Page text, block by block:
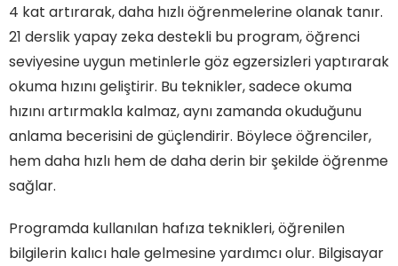
4 kat artırarak, daha hızlı öğrenmelerine olanak tanır.
21 derslik yapay zeka destekli bu program, öğrenci
seviyesine uygun metinlerle göz egzersizleri yaptırarak
okuma hızını geliştirir. Bu teknikler, sadece okuma
hızını artırmakla kalmaz, aynı zamanda okuduğunu
anlama becerisini de güçlendirir. Böylece öğrenciler,
hem daha hızlı hem de daha derin bir şekilde öğrenme
sağlar.
Programda kullanılan hafıza teknikleri, öğrenilen
bilgilerin kalıcı hale gelmesine yardımcı olur. Bilgisayar